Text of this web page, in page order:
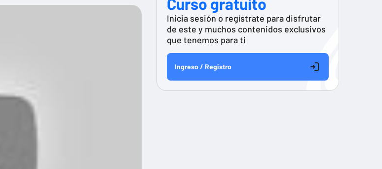
Inicia sesión o regístrate para disfrutar
de este y muchos contenidos exclusivos
que tenemos para ti
Ingreso / Registro